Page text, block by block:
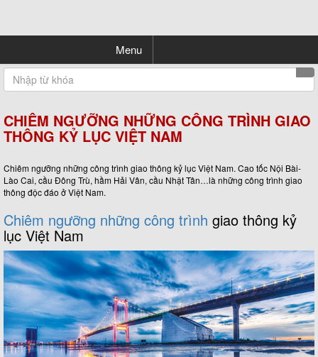
Menu
CHIÊM NGƯỠNG NHỮNG CÔNG TRÌNH GIAO
THÔNG KỶ LỤC VIỆT NAM
Chiêm ngưỡng những công trình giao thông kỷ lục Việt Nam. Cao tốc Nội Bài-
Lào Cai, cầu Đông Trù, hầm Hải Vân, cầu Nhật Tân…là những công trình giao
thông độc đáo ở Việt Nam.
Chiêm ngưỡng những công trình giao thông kỷ
lục Việt Nam